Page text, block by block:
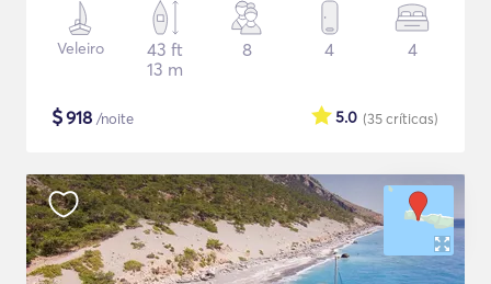
Veleiro
43 ft
13 m
8 4 4
$918 /noite (35críticas)
5.0